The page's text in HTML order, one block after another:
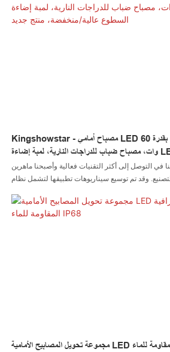
Kingshowstar - مصباح أمامي LED للدراجات النارية جديد 2021 بقدرة 60
وات، مصباح ضباب للدراجات النارية، لمبة إضاءة LED فائقة السطوع عالية/
منخفضة، منتج جديد
في التوصل إلى أكثر التقنيات فعالية وأصبحنا ماهرين
وقد تم توسيع سيناريوهات تطبيقها لتشمل نظام
مجموعة تحويل المصابيح الأمامية LED فائقة السطوع الاحترافية المقاومة للماء